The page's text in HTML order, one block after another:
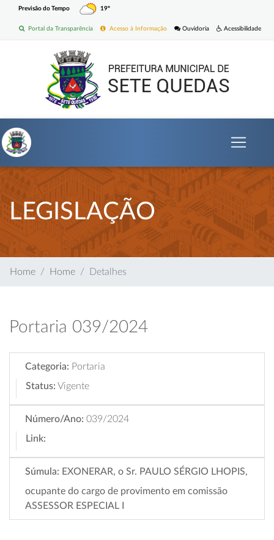
Previsão do Tempo 19º
Acessibilidade
Ouvidoria
Acesso à Informação
Portal da Transparência
LEGISLAÇÃO
Home Home Detalhes
Portaria 039/2024
Categoria: Portaria
Status: Vigente
Número/Ano: 039/2024
Link:
Súmula: EXONERAR, o Sr. PAULO SÉRGIO LHOPIS,
ocupante do cargo de provimento em comissão
ASSESSOR ESPECIAL I